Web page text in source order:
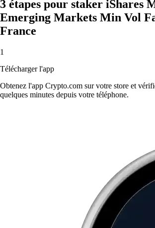
3 étapes pour staker iShares
Emerging Markets Min Vol
France
1
Télécharger l'app
Obtenez l'app Crypto.com sur votre store et
quelques minutes depuis votre téléphone.